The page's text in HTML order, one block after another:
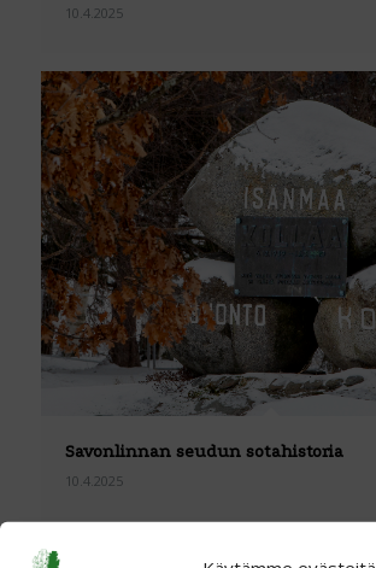
10.4.2025
Savonlinnan seudun sotahistoria
10.4.2025